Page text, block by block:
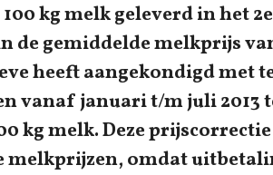
kg melk geleverd in het
de gemiddelde melkprijs
heeft aangekondigd met
vanaf januari t/m juli 2013
kg melk. Deze
melkprijzen, omdat